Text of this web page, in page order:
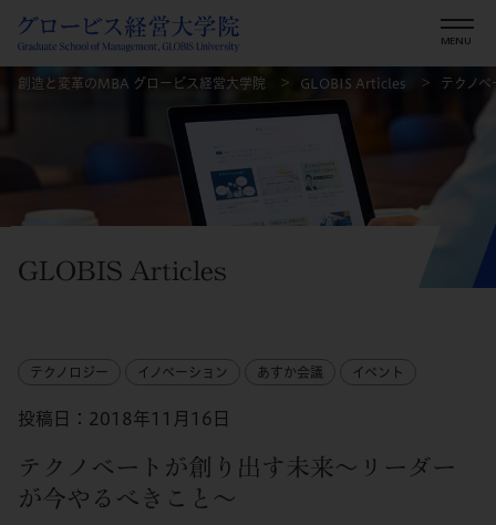
創造と変革のMBA グロービス経営大学院 GLOBIS Articles テクノ
GLOBIS Articles
テクノロジー イノベーション あすか会議 イベント
投稿日：2018年11月16日
テクノベートが創り出す未来～リーダー
が今やるべきこと～